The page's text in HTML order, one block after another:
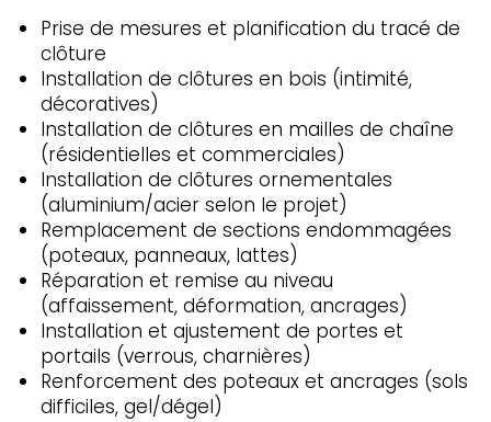
Prise de mesures et planification du tracé de
clôture
Installation de clôtures en bois (intimité,
décoratives)
Installation de clôtures en mailles de chaîne
(résidentielles et commerciales)
Installation de clôtures ornementales
(aluminium/acier selon le projet)
Remplacement de sections endommagées
(poteaux, panneaux, lattes)
Réparation et remise au niveau
(affaissement, déformation, ancrages)
Installation et ajustement de portes et
portails (verrous, charnières)
Renforcement des poteaux et ancrages (sols
difficiles, gel/dégel)